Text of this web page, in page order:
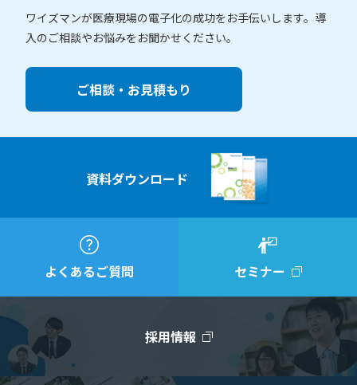
ワイズマンが医療現場の電子化の成功をお手伝いします。 導
入のご相談やお悩みをお聞かせください。
ご相談・お見積もり
資料ダウンロード
よくあるご質問 セミナー
採用情報